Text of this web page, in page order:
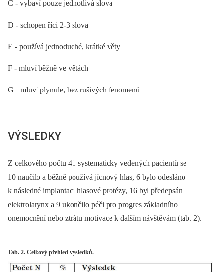
C -⁠ vybaví pouze jednotlivá slova
D -⁠ schopen říci 2-3 slova
E -⁠ používá jednoduché, krátké věty
F -⁠ mluví běžně ve větách
G -⁠ mluví plynule, bez rušivých fenomenů
VÝSLEDKY
Z celkového počtu 41 systematicky vedených pacientů se
10 naučilo a běžně používá jícnový hlas, 6 bylo odesláno
k následné implantaci hlasové protézy, 16 byl předepsán
elektrolarynx a 9 ukončilo péči pro progres základního
onemocnění nebo ztrátu motivace k dalším návštěvám (tab. 2).
Tab. 2. Celkový přehled výsledků.